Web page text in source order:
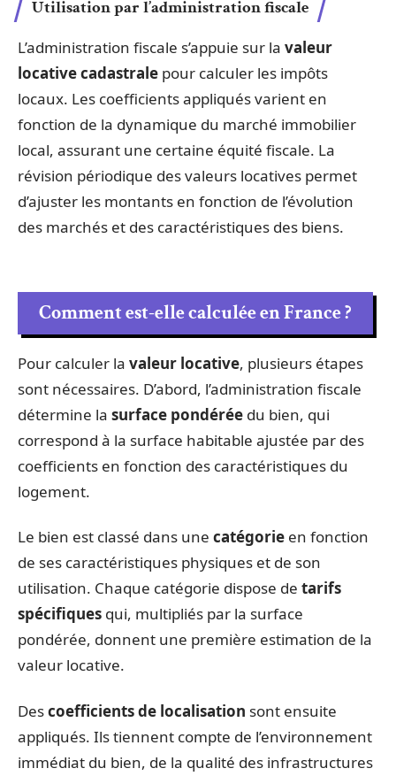
Utilisation par l’administration fiscale
L’administration fiscale s’appuie sur la valeur
locative cadastrale pour calculer les impôts
locaux. Les coefficients appliqués varient en
fonction de la dynamique du marché immobilier
local, assurant une certaine équité fiscale. La
révision périodique des valeurs locatives permet
d’ajuster les montants en fonction de l’évolution
des marchés et des caractéristiques des biens.
Comment est-elle calculée en France ?
Pour calculer la valeur locative, plusieurs étapes
sont nécessaires. D’abord, l’administration fiscale
détermine la surface pondérée du bien, qui
correspond à la surface habitable ajustée par des
coefficients en fonction des caractéristiques du
logement.
Le bien est classé dans une catégorie en fonction
de ses caractéristiques physiques et de son
utilisation. Chaque catégorie dispose de tarifs
spécifiques qui, multipliés par la surface
pondérée, donnent une première estimation de la
valeur locative.
Descoefficients de localisation sont ensuite
appliqués. Ils tiennent compte de l’environnement
immédiat du bien, de la qualité des infrastructures